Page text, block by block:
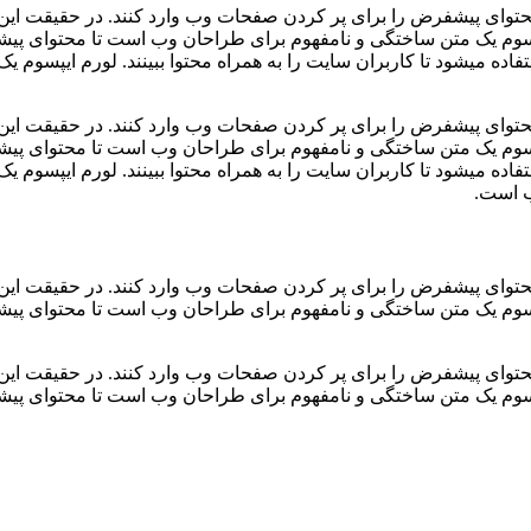
پیشفرض را برای پر کردن صفحات وب وارد کنند. در حقیقت
ایپسوم یک متن ساختگی و نامفهوم برای طراحان وب است تا
میشود تا کاربران سایت را به همراه محتوا ببینند. لورم
پیشفرض را برای پر کردن صفحات وب وارد کنند. در حقیقت
ایپسوم یک متن ساختگی و نامفهوم برای طراحان وب است تا
میشود تا کاربران سایت را به همراه محتوا ببینند. لورم
است.
پیشفرض را برای پر کردن صفحات وب وارد کنند. در حقیقت
ایپسوم یک متن ساختگی و نامفهوم برای طراحان وب است تا
پیشفرض را برای پر کردن صفحات وب وارد کنند. در حقیقت
ایپسوم یک متن ساختگی و نامفهوم برای طراحان وب است تا